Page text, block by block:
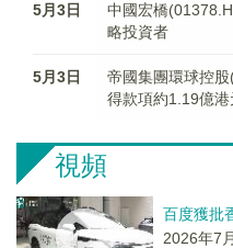
5月3日
中國宏橋
略投資者
5月3日
帝國集團環球控
得款項約1.19億港
視頻
百度獲批
2026年7